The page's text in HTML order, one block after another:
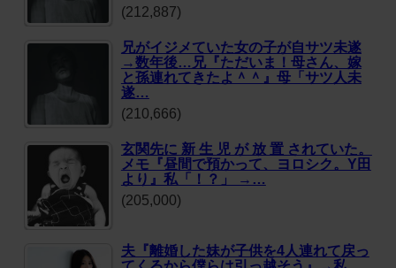
(212,887)
兄がイジメていた女の子が自サツ未遂
→数年後…兄『ただいま！母さん、嫁
と孫連れてきたよ＾＾』母「サツ人未
遂…
(210,666)
玄関先に 新 生 児 が 放 置 されていた。
メモ『昼間で預かって、ヨロシク。Y田
より』私「！？」 →…
(205,000)
夫『離婚した妹が子供を4人連れて戻っ